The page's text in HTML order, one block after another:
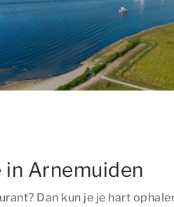
Arnemuiden
Dan kun je je hart